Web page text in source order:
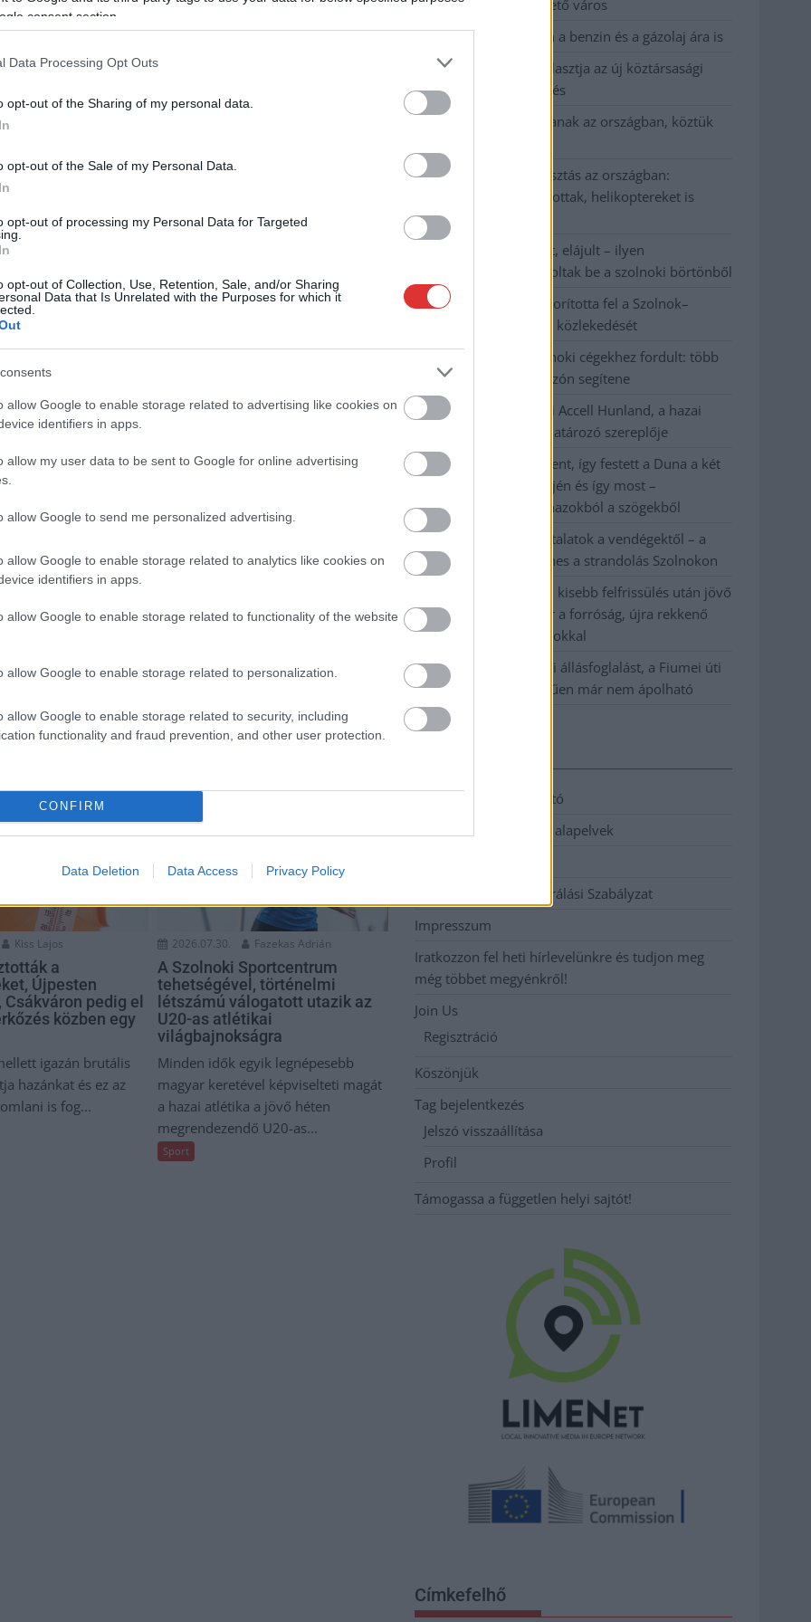
consent section.
Data Processing Opt Outs
opt-out of the Sharing of my personal data.
opt-out of the Sale of my Personal Data.
opt-out of processing my Personal Data for Targeted
opt-out of Collection, Use, Retention, Sale, and/or Sharing
Data that Is Unrelated with the Purposes for which it
allow Google to enable storage related to advertising like cookies on
identifiers in apps.
allow my user data to be sent to Google for online advertising
allow Google to send me personalized advertising.
allow Google to enable storage related to analytics like cookies on
identifiers in apps.
allow Google to enable storage related to functionality of the website
allow Google to enable storage related to personalization.
allow Google to enable storage related to security, including
functionality and fraud prevention, and other user protection.
CONFIRM
Data Deletion Data Access Privacy Policy
elkerülné a propagandát,iratkozzon fel hírlevelünkre
Szolnok megye ,
Eltűnt egy hétéves kislány Jász-Nagykun-Szolnok
nyoma
Kiss Lajos
a
Újpesten
pedig el
közben egy
igazán brutális
hazánkat és ez az
is fog...
2026.07.30. Fazekas Adrián
A Szolnoki Sportcentrum
tehetségével, történelmi
létszámú válogatott utazik az
U20-as atlétikai
világbajnokságra
Minden idők egyik legnépesebb
magyar keretével képviselteti magát
a hazai atlétika a jövő héten
megrendezendő U20-as...
Sport
Szolnok mennyire élhető város
Pénteken újra csökken a benzin és a gázolaj ára is
Napokon belül megválasztja az új köztársasági
elnököt az Országgyűlés
Kiterjedt tüzek pusztítanak az országban, köztük
Harmadfokú hőségriasztás az országban:
Szolnokon klímát javítottak, helikoptereket is
bevetettek a tüzeknél
A zárkában rosszul lett, elájult – ilyen
körülményekről számoltak be a szolnoki börtönből
Váratlan fennakadás borította fel a Szolnok–
Kecskemét vasútvonal közlekedését
A polgármester a szolnoki cégekhez fordult: több
száz elbocsátott dolgozón segítene
Csődbe ment a tószegi Accell Hunland, a hazai
kerékpárgyártás meghatározó szereplője
Egyszer fent, egyszer lent, így festett a Duna a két
évvel ezelőtti árvíz idején és így most –
fotógyűjtemény ugyanazokból a szögekből
Ilyenek eddig a tapasztalatok a vendégektől – a
hőhullám miatt ingyenes a strandolás Szolnokon
Nem biztató: a hétvégi kisebb felfrissülés után jövő
héten megint visszatér a forróság, újra rekkenő
hőség jön, akár 38 fokokkal
Közzétették a szakértői állásfoglalást, a Fiumei úti
fák többsége szakszerűen már nem ápolható
Adatkezelési tájékoztató
Etikai és függetlenségi alapelvek
Hozzászólási és Moderálási Szabályzat
Impresszum
Iratkozzon fel heti hírlevelünkre és tudjon meg
még többet megyénkről!
Join Us
Regisztráció
Köszönjük
Tag bejelentkezés
Jelszó visszaállítása
Profil
Támogassa a független helyi sajtót!
Címkefelhő